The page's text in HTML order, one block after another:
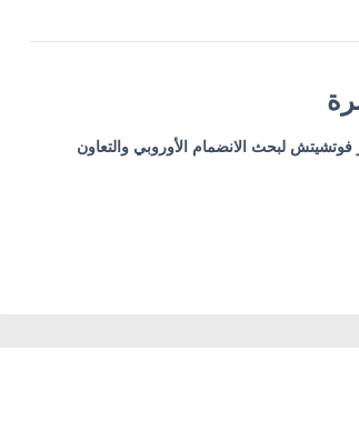
لبحث الانضمام الأوروبي والتعاون